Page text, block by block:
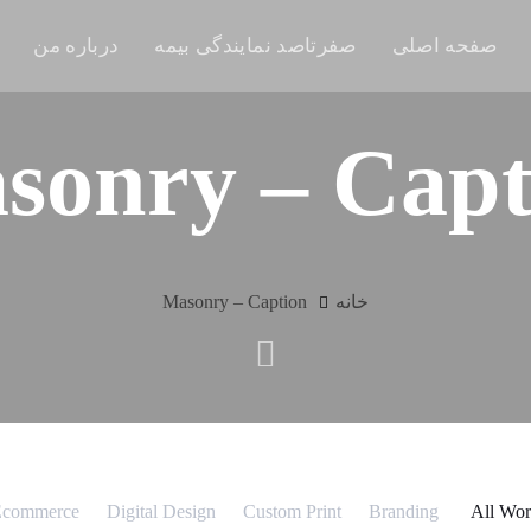
صفحه اصلی صفرتاصد نمایندگی بیمه درباره من
–
خانه Masonry – Caption
All
Branding
Custom Print
Digital Design